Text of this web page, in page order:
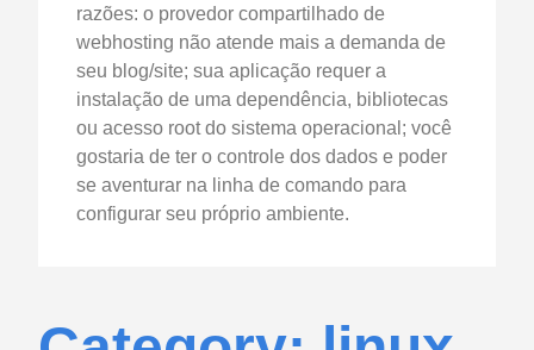
razões: o provedor compartilhado de
webhosting não atende mais a demanda de
seu blog/site; sua aplicação requer a
instalação de uma dependência, bibliotecas
ou acesso root do sistema operacional; você
gostaria de ter o controle dos dados e poder
se aventurar na linha de comando para
configurar seu próprio ambiente.